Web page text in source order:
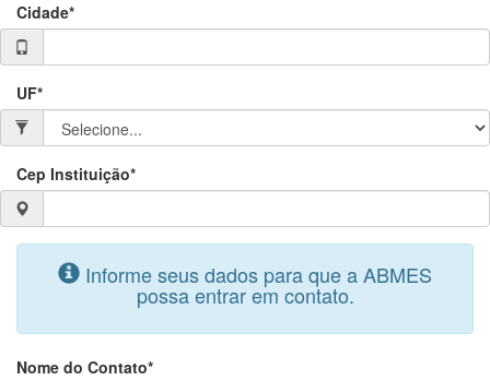
Cidade*
UF*
Cep Instituição*
Informe seus dados para que a ABMES
possa entrar em contato.
Nome do Contato*